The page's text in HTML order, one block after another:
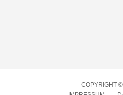
COPYRIGHT